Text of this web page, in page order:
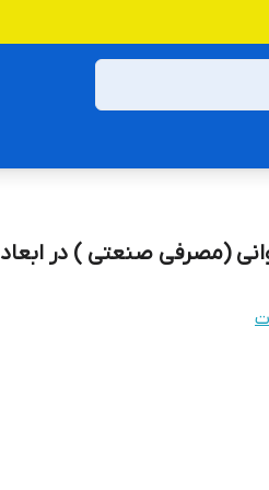
(مصرفی صنعتی ) در ابعاد 10-30-55